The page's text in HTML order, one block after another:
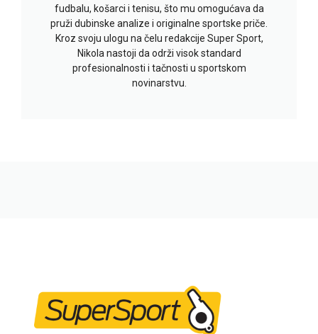
fudbalu, košarci i tenisu, što mu omogućava da
pruži dubinske analize i originalne sportske priče.
Kroz svoju ulogu na čelu redakcije Super Sport,
Nikola nastoji da održi visok standard
profesionalnosti i tačnosti u sportskom
novinarstvu.